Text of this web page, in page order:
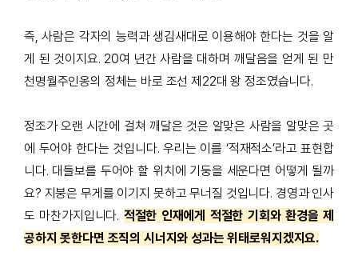
즉,사람은 각자의 능력과 생김새대로 이용해야 한다는 것을 알
게 된 것이지요. 20여 년간 사람을 대하며 깨달음을 얻게 된 만
천명월주인옹의 정체는 바로 조선 제22대 왕 정조였습니다.
정조가 오랜 시간에 걸쳐 깨달은 것은 알맞은 사람을 알맞은 곳
에 두어야 한다는 것입니다.우리는 이를 ‘적재적소’라고 표현합
니다. 대들보를 두어야 할 위치에 기둥을 세운다면 어떻게 될까
요? 지붕은 무게를 이기지 못하고 무너질 것입니다. 경영과 인사
도 마찬가지입니다. 적절한 인재에게 적절한 기회와 환경을 제
공하지 못한다면 조직의 시너지와 성과는 위태로워지겠지요.